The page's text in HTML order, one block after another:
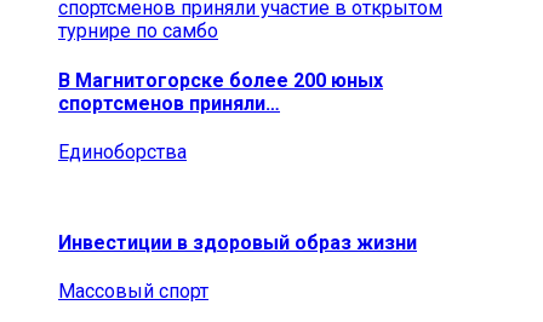
В Магнитогорске более 200 юных
спортсменов приняли…
Единоборства
Инвестиции в здоровый образ жизни
Массовый спорт